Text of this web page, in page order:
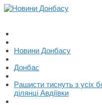
Новини Донбасу
Донбас
Рашисти тиснуть з усіх
ділянці Авдіївки